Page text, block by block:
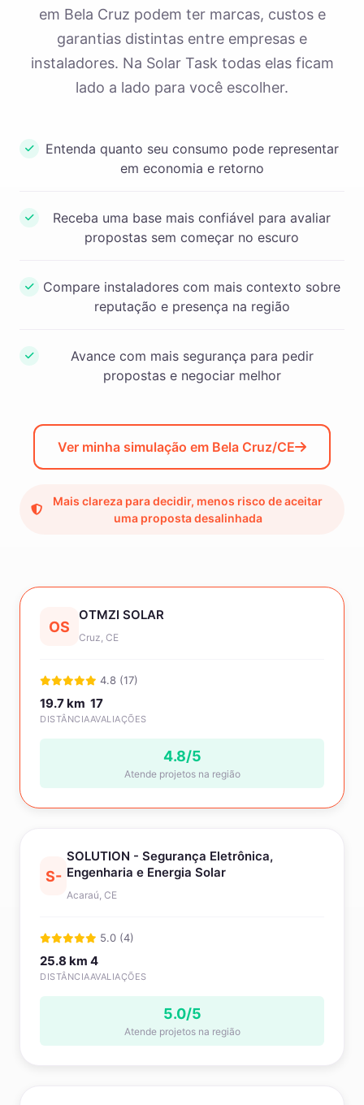
OS
OTMZI SOLAR
Cruz, CE
4.8 (17)
19.7 km
DISTÂNCIA
17
AVALIAÇÕES
4.8/5
Atende projetos na região
S-
SOLUTION - Segurança Eletrônica,
Engenharia e Energia Solar
Acaraú, CE
5.0 (4)
25.8 km
DISTÂNCIA
4
AVALIAÇÕES
5.0/5
Atende projetos na região
em Bela Cruz podem ter marcas, custos e
garantias distintas entre empresas e
instaladores. Na Solar Task todas elas ficam
lado a lado para você escolher.
Entenda quanto seu consumo pode representar
em economia e retorno
Receba uma base mais confiável para avaliar
propostas sem começar no escuro
Compare instaladores com mais contexto sobre
reputação e presença na região
Avance com mais segurança para pedir
propostas e negociar melhor
Ver minha simulação em Bela Cruz/CE
Mais clareza para decidir, menos risco de aceitar
uma proposta desalinhada